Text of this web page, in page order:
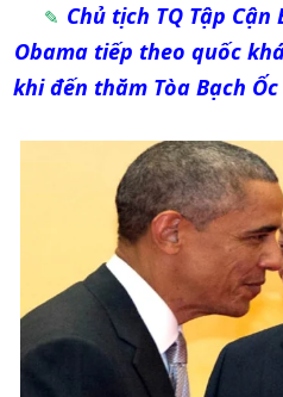
Chủ tịch TQ Tập
Obama tiếp theo quốc
khi đến thăm Tòa Bạch